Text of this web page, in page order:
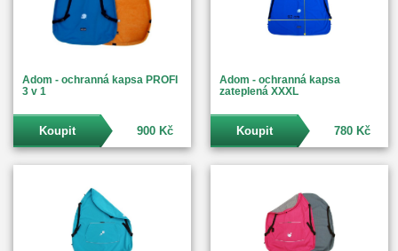
Adom - ochranná kapsa PROFI
3 v 1
900 Kč
Koupit
Adom - ochranná kapsa
zateplená XXXL
780 Kč
Koupit